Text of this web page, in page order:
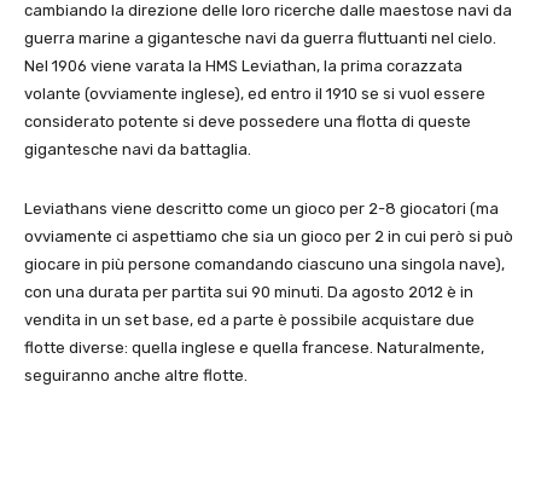
cambiando la direzione delle loro ricerche dalle maestose navi da
guerra marine a gigantesche navi da guerra fluttuanti nel cielo.
Nel 1906 viene varata la HMS Leviathan, la prima corazzata
volante (ovviamente inglese), ed entro il 1910 se si vuol essere
considerato potente si deve possedere una flotta di queste
gigantesche navi da battaglia.
Leviathans viene descritto come un gioco per 2-8 giocatori (ma
ovviamente ci aspettiamo che sia un gioco per 2 in cui però si può
giocare in più persone comandando ciascuno una singola nave),
con una durata per partita sui 90 minuti. Da agosto 2012 è in
vendita in un set base, ed a parte è possibile acquistare due
flotte diverse: quella inglese e quella francese. Naturalmente,
seguiranno anche altre flotte.